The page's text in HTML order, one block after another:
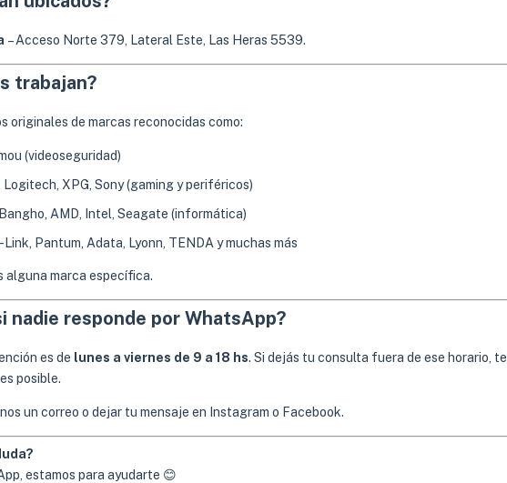
– Acceso Norte 379, Lateral Este, Las Heras 5539.
trabajan?
originales de marcas reconocidas como:
(videoseguridad)
Logitech, XPG, Sony (gaming y periféricos)
AMD, Intel, Seagate (informática)
Pantum, Adata, Lyonn, TENDA y muchas más
alguna marca específica.
nadie responde por WhatsApp?
es de lunes a viernes de 9 a 18 hs. Si dejás tu consulta fuera de ese horario, te
posible.
un correo o dejar tu mensaje en Instagram o Facebook.
estamos para ayudarte 😊